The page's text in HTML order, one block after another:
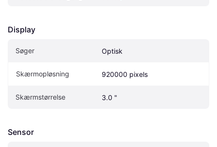
Display
Søger Optisk
Skærmopløsning 920000 pixels
Skærmstørrelse 3.0 "
Sensor